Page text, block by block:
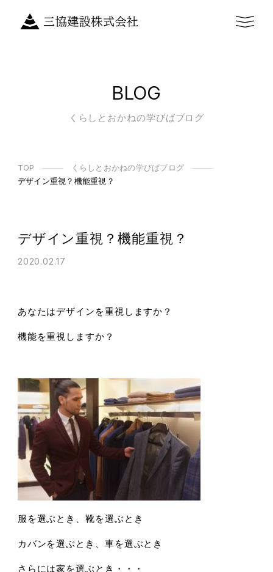
BLOG
くらしとおかねの学びばブログ
TOP
くらしとおかねの学びばブログ
デザイン重視？機能重視？
デザイン重視？機能重視？
2020.02.17
あなたはデザインを重視しますか？
機能を重視しますか？
服を選ぶとき、靴を選ぶとき
カバンを選ぶとき、車を選ぶとき
さらには家を選ぶとき・・・